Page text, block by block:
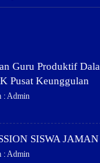
Guru Produktif
Pusat Keunggulan
: Admin
SISWA
: Admin